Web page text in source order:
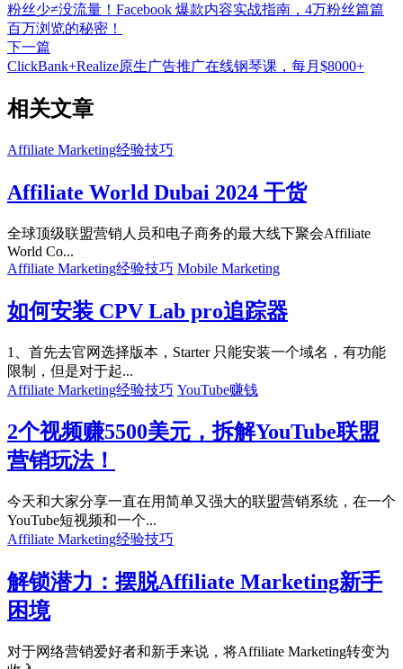
粉丝少≠没流量！Facebook 爆款内容实战指南，4万粉丝篇篇
百万浏览的秘密！
下一篇
ClickBank+Realize原生广告推广在线钢琴课，每月$8000+
相关文章
Affiliate Marketing经验技巧
Affiliate World Dubai 2024 干货
全球顶级联盟营销人员和电子商务的最大线下聚会Affiliate
World Co...
Affiliate Marketing经验技巧 Mobile Marketing
如何安装 CPV Lab pro追踪器
1、首先去官网选择版本，Starter 只能安装一个域名，有功能
限制，但是对于起...
Affiliate Marketing经验技巧 YouTube赚钱
2个视频赚5500美元，拆解YouTube联盟
营销玩法！
今天和大家分享一直在用简单又强大的联盟营销系统，在一个
YouTube短视频和一个...
Affiliate Marketing经验技巧
解锁潜力：摆脱Affiliate Marketing新手
困境
对于网络营销爱好者和新手来说，将Affiliate Marketing转变为